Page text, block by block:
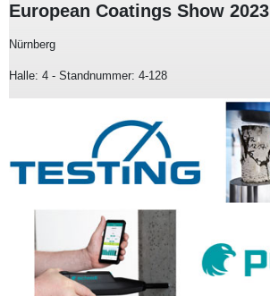
European Coatings Show 2023
Nürnberg
Halle: 4 - Standnummer: 4-128